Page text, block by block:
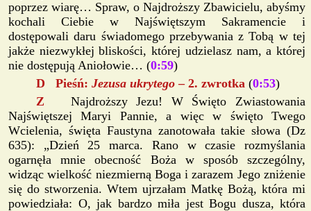
poprzez wiarę… Spraw, o Najdroższy Zbawicielu, abyśmy
kochali Ciebie w Najświętszym Sakramencie i
dostępowali daru świadomego przebywania z Tobą w tej
jakże niezwykłej bliskości, której udzielasz nam, a której
nie dostępują Aniołowie… (0:59)
D Pieśń: Jezusa ukrytego– 2. zwrotka (0:53)
Z Najdroższy Jezu! W Święto Zwiastowania
Najświętszej Maryi Pannie, a więc w święto Twego
Wcielenia, święta Faustyna zanotowała takie słowa (Dz
635): „Dzień 25 marca. Rano w czasie rozmyślania
ogarnęła mnie obecność Boża w sposób szczególny,
widząc wielkość niezmierną Boga i zarazem Jego zniżenie
się do stworzenia. Wtem ujrzałam Matkę Bożą, która mi
powiedziała: O, jak bardzo miła jest Bogu dusza, która